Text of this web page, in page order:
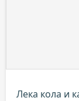
Лека кола и